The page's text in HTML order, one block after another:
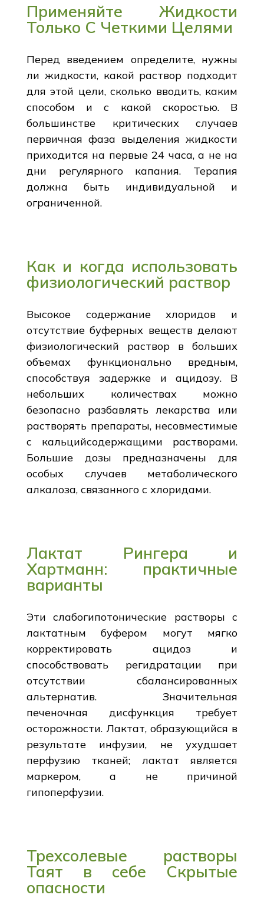
Применяйте Жидкости
Только С Четкими Целями
Перед введением определите, нужны
ли жидкости, какой раствор подходит
для этой цели, сколько вводить, каким
способом и с какой скоростью. В
большинстве критических случаев
первичная фаза выделения жидкости
приходится на первые 24 часа, а не на
дни регулярного капания. Терапия
должна быть индивидуальной и
ограниченной.
Как и когда использовать
физиологический раствор
Высокое содержание хлоридов и
отсутствие буферных веществ делают
физиологический раствор в больших
объемах функционально вредным,
способствуя задержке и ацидозу. В
небольших количествах можно
безопасно разбавлять лекарства или
растворять препараты, несовместимые
с кальцийсодержащими растворами.
Большие дозы предназначены для
особых случаев метаболического
алкалоза, связанного с хлоридами.
Лактат Рингера и
Хартманн: практичные
варианты
Эти слабогипотонические растворы с
лактатным буфером могут мягко
корректировать ацидоз и
способствовать регидратации при
отсутствии сбалансированных
альтернатив. Значительная
печеночная дисфункция требует
осторожности. Лактат, образующийся в
результате инфузии, не ухудшает
перфузию тканей; лактат является
маркером, а не причиной
гипоперфузии.
Трехсолевые растворы
Таят в себе Скрытые
опасности